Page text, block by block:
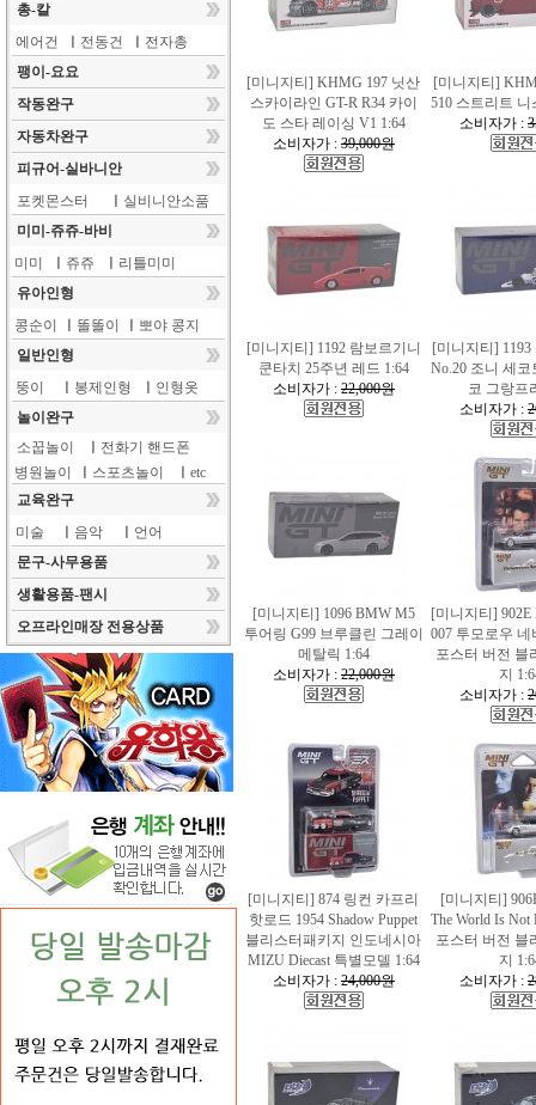
총-칼
에어건
전동건
전자총
팽이-요요
작동완구
자동차완구
피규어-실바니안
포켓몬스터
실비니안소품
미미-쥬쥬-바비
미미
쥬쥬
리틀미미
유아인형
콩순이
똘똘이
뽀야 콩지
일반인형
뚱이
봉제인형
인형옷
놀이완구
소꿉놀이
전화기 핸드폰
병원놀이
스포츠놀이
etc
교육완구
미술
음악
언어
문구-사무용품
생활용품-팬시
오프라인매장 전용상품
[미니지티] KHMG 197 닛산
스카이라인 GT-R R34 카이
도 스타 레이싱 V1 1:64
소비자가 : 39,000원
[미니지티]
510 스트리트 니
소비자가 :
[미니지티] 1192 람보르기니
쿤타치 25주년 레드 1:64
소비자가 : 22,000원
[미니지티] 1193
No.20 조니 세코
코 그랑프
소비자가 :
[미니지티] 1096 BMW M5
투어링 G99 브루클린 그레이
메탈릭 1:64
소비자가 : 22,000원
[미니지티]
007 투모로우
포스터 버전 블
지
소비자가 :
[미니지티] 874 링컨 카프리
핫로드 1954 Shadow Puppet
블리스터패키지 인도네시아
MIZU Diecast 특별모델 1:64
소비자가 : 24,000원
[미니지티]
The World Is Not
포스터 버전 블
지
소비자가 :